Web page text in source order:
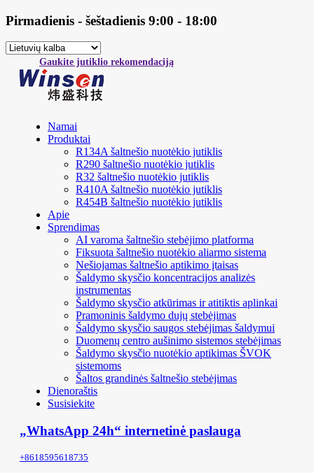
Pirmadienis - šeštadienis 9:00 - 18:00
Gaukite jutiklio rekomendaciją
Namai
Produktai
R134A šaltnešio nuotėkio jutiklis
R290 šaltnešio nuotėkio jutiklis
R32 šaltnešio nuotėkio jutiklis
R410A šaltnešio nuotėkio jutiklis
R454B šaltnešio nuotėkio jutiklis
Apie
Sprendimas
AI varoma šaltnešio stebėjimo platforma
Fiksuota šaltnešio nuotėkio aliarmo sistema
Nešiojamas šaltnešio aptikimo įtaisas
Šaldymo skysčio koncentracijos analizės
instrumentas
Šaldymo skysčio atkūrimas ir atitiktis aplinkai
Pramoninis šaldymo dujų stebėjimas
Šaldymo skysčio saugos stebėjimas šaldymui
Duomenų centro aušinimo sistemos stebėjimas
Šaldymo skysčio nuotėkio aptikimas ŠVOK
sistemoms
Šaltos grandinės šaltnešio stebėjimas
Dienoraštis
Susisiekite
„WhatsApp 24h“ internetinė paslauga
+8618595618735